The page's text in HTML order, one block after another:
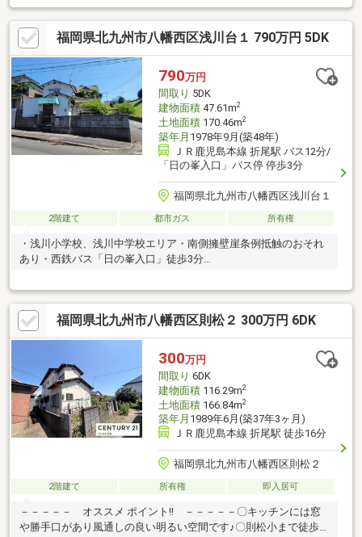
却が並行して行えます！・もちろん査定も無料です♪○ゆとりある
敷地で普通車を含めて最大3台まで駐車可能なスペースを確保して
います。【ライフスタイルに合わせた物件探し】・土日祝/18時以
降/1件～複数件のご内覧も大歓迎・ご自宅等への送迎も可能で
す！・当社未掲載物件もご案内できます♪
福岡県北九州市八幡西区浅川台１ 790万円 5DK
790万円
間取り 5DK
建物面積47.61m2
土地面積170.46m2
築年月 1978年9月(築48年)
ＪＲ鹿児島本線 折尾駅 バス12分/
「日の峯入口」バス停 停歩3分
福岡県北九州市八幡西区浅川台１
2階建て 都市ガス 所有権
・浅川小学校、浅川中学校エリア・南側擁壁崖条例抵触のおそれ
あり・西鉄バス「日の峯入口」徒歩3分
現在空室です。日曜日・祝日の内覧も可能です。営業時間 10時～
16時（休：水曜日、第2、3火曜日） この時間帯はお電話でのお問
い合わせがスムーズにご案内できます。お気軽にお電話ください
＞＞＞0120-210-
福岡県北九州市八幡西区則松２ 300万円 6DK
300万円
間取り 6DK
建物面積116.29m2
土地面積166.84m2
築年月 1989年6月(築37年3ヶ月)
ＪＲ鹿児島本線 折尾駅 徒歩16分
福岡県北九州市八幡西区則松２
2階建て 所有権 即入居可
－－－－－ オススメ ポイント!! －－－－－〇キッチンには窓
や勝手口があり風通しの良い明るい空間です♪〇則松小まで徒歩3